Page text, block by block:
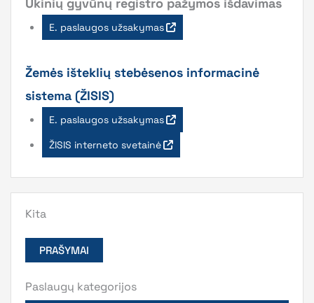
Ūkinių gyvūnų registro pažymos išdavimas
E. paslaugos užsakymas
Žemės išteklių stebėsenos informacinė
sistema (ŽISIS)
E. paslaugos užsakymas
ŽISIS interneto svetainė
Kita
PRAŠYMAI
Paslaugų kategorijos